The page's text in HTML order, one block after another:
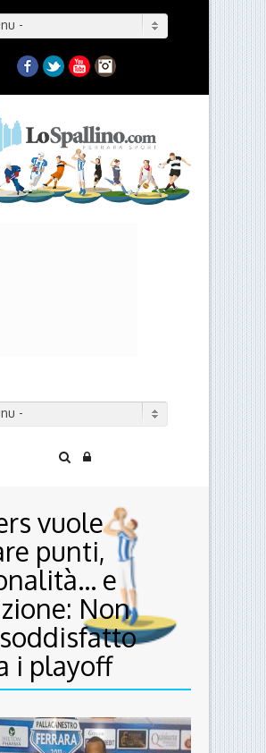
-
Facebook
TwitterYouTubeInstagram
-
vuole
punti,
e
Non
i playoff